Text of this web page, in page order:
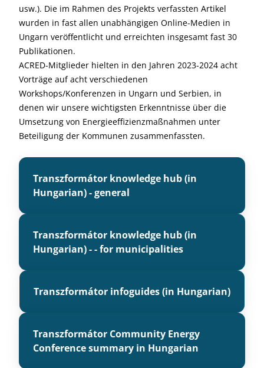
usw.). Die im Rahmen des Projekts verfassten Artikel
wurden in fast allen unabhängigen Online-Medien in
Ungarn veröffentlicht und erreichten insgesamt fast 30
Publikationen.
ACRED-Mitglieder hielten in den Jahren 2023-2024 acht
Vorträge auf acht verschiedenen
Workshops/Konferenzen in Ungarn und Serbien, in
denen wir unsere wichtigsten Erkenntnisse über die
Umsetzung von Energieeffizienzmaßnahmen unter
Beteiligung der Kommunen zusammenfassten.
Transzformátor knowledge hub (in
Hungarian) - general
Transzformátor knowledge hub (in
Hungarian) - - for municipalities
Transzformátor infoguides (in Hungarian)
Transzformátor Community Energy
Conference summary in Hungarian